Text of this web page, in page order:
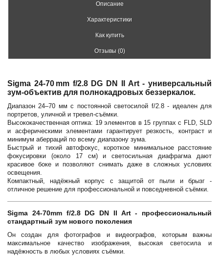
Описание
Характеристики
Как купить
Отзывы (0)
Sigma 24‑70 mm f/2.8 DG DN II Art - универсальный
зум-объектив для полнокадровых беззеркалок.
Диапазон 24–70 мм с постоянной светосилой f/2.8 - идеален для
портретов, уличной и тревел-съёмки.
Высококачественная оптика: 19 элементов в 15 группах с FLD, SLD
и асферическими элементами гарантирует резкость, контраст и
минимум аберраций по всему диапазону зума.
Быстрый и тихий автофокус, короткое минимальное расстояние
фокусировки (около 17 см) и светосильная диафрагма дают
красивое боке и позволяют снимать даже в сложных условиях
освещения.
Компактный, надёжный корпус с защитой от пыли и брызг -
отличное решение для профессиональной и повседневной съёмки.
Sigma 24-70mm f/2.8 DG DN II Art - профессиональный
стандартный зум нового поколения
Он создан для фотографов и видеографов, которым важны
максимальное качество изображения, высокая светосила и
надёжность в любых условиях съёмки.